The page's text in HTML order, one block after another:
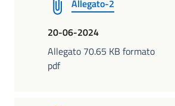
Allegato-2
20-06-2024
Allegato 70.65 KB formato
pdf